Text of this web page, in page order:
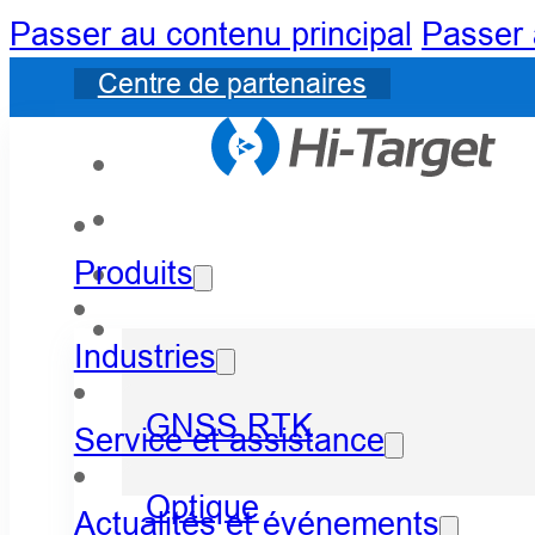
Passer au contenu principal Passer
Centre de partenaires
Produits
GNSS RTK
Optique
Industries
Service et assistance
Actualités et événements